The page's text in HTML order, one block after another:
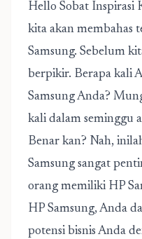
Hello Sobat Inspirasi
kita akan membahas
Samsung. Sebelum
berpikir. Berapa kali
Samsung Anda?
kali dalam seminggu
Benar kan? Nah,
Samsung sangat
orang memiliki HP
HP Samsung, Anda
potensi bisnis Anda